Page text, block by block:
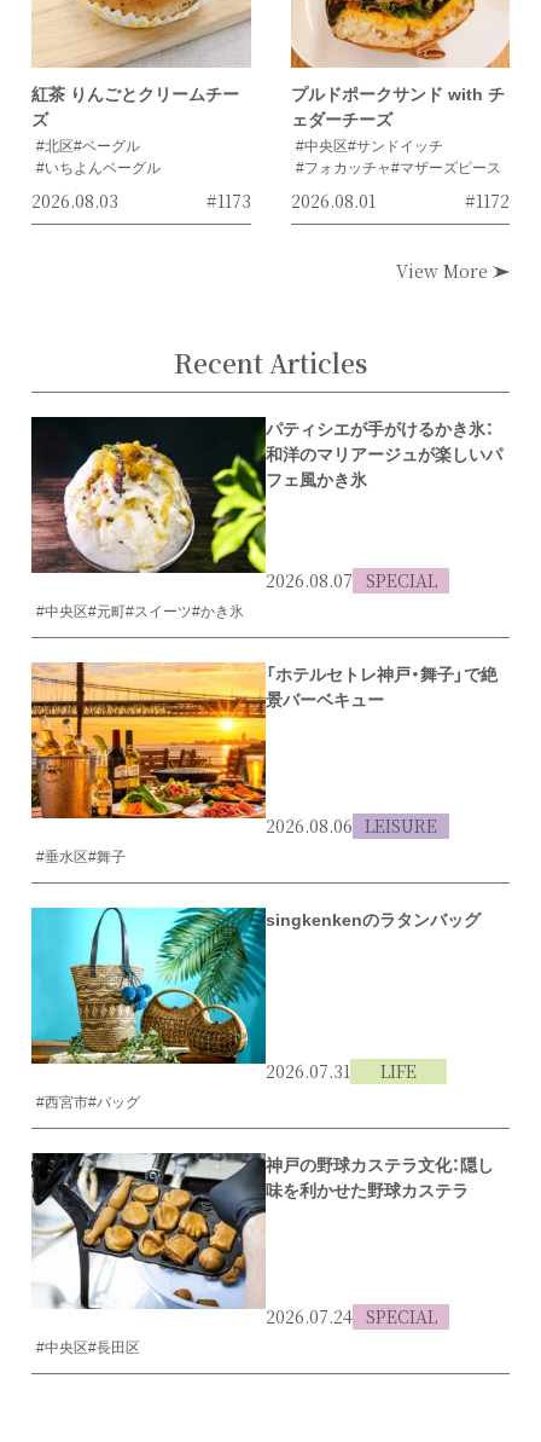
紅茶 りんごとクリームチー
ズ
#北区#ベーグル
#いちよんベーグル
2026.08.03 #1173
プルドポークサンド with チ
ェダーチーズ
#中央区#サンドイッチ
#フォカッチャ#マザーズピース
2026.08.01 #1172
View More
Recent Articles
パティシエが手がけるかき氷：
和洋のマリアージュが楽しいパ
フェ風かき氷
2026.08.07 SPECIAL
#中央区#元町#スイーツ#かき氷
「ホテルセトレ神戸・舞子」で絶
景バーベキュー
2026.08.06 LEISURE
#垂水区#舞子
singkenkenのラタンバッグ
2026.07.31 LIFE
#西宮市#バッグ
神戸の野球カステラ文化：隠し
味を利かせた野球カステラ
2026.07.24 SPECIAL
#中央区#長田区